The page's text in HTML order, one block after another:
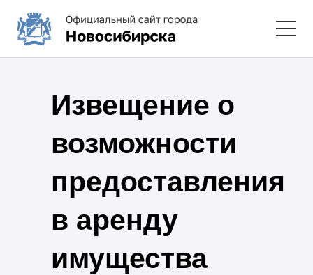
Извещение о
возможности
предоставления
в аренду
имущества